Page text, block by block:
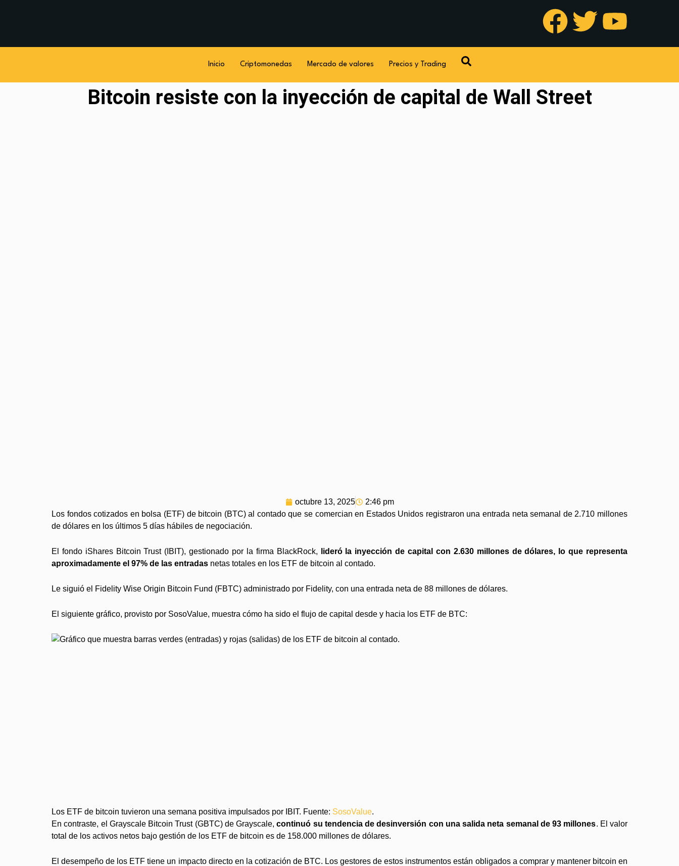
Inicio Criptomonedas Mercado de valores Precios y Trading
Bitcoin resiste con la inyección de capital de Wall Street
octubre 13, 2025
2:46 pm
Los fondos cotizados en bolsa (ETF) de bitcoin (BTC) al contado que se comercian en Estados Unidos registraron una entrada neta semanal de 2.710 millones
de dólares en los últimos 5 días hábiles de negociación.
El fondo iShares Bitcoin Trust (IBIT), gestionado por la firma BlackRock,
lideró la inyección de capital con 2.630 millones de dólares, lo que representa
aproximadamente el 97% de las entradas netas totales en los ETF de bitcoin al contado.
Le siguió el Fidelity Wise Origin Bitcoin Fund (FBTC) administrado por Fidelity, con una entrada neta de 88 millones de dólares.
El siguiente gráfico, provisto por SosoValue, muestra cómo ha sido el flujo de capital desde y hacia los ETF de BTC:
Los ETF de bitcoin tuvieron una semana positiva impulsados por IBIT. Fuente: SosoValue.
En contraste, el Grayscale Bitcoin Trust (GBTC) de Grayscale,continuó su tendencia de desinversión con una salida neta semanal de 93 millones. El valor
total de los activos netos bajo gestión de los ETF de bitcoin es de 158.000 millones de dólares.
El desempeño de los ETF tiene un impacto directo en la cotización de BTC. Los gestores de estos instrumentos están obligados a comprar y mantener bitcoin en